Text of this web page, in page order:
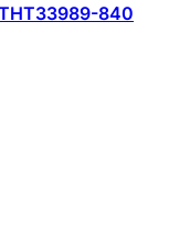
840